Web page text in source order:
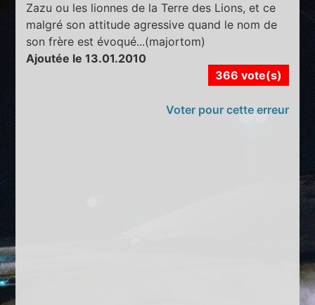
Zazu ou les lionnes de la Terre des Lions, et ce
malgré son attitude agressive quand le nom de
son frère est évoqué...(majortom)
Ajoutée le 13.01.2010
366 vote(s)
Voter pour cette erreur